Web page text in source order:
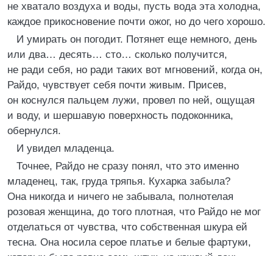
не хватало воздуха и воды, пусть вода эта холодна,
каждое прикосновение почти ожог, но до чего хорошо.
И умирать он погодит. Потянет еще немного, день
или два… десять… сто… сколько получится,
не ради себя, но ради таких вот мгновений, когда он,
Райдо, чувствует себя почти живым. Присев,
он коснулся пальцем лужи, провел по ней, ощущая
и воду, и шершавую поверхность подоконника,
обернулся.
И увидел младенца.
Точнее, Райдо не сразу понял, что это именно
младенец, так, груда тряпья. Кухарка забыла?
Она никогда и ничего не забывала, полнотелая
розовая женщина, до того плотная, что Райдо не мог
отделаться от чувства, что собственная шкура ей
тесна. Она носила серое платье и белые фартуки,